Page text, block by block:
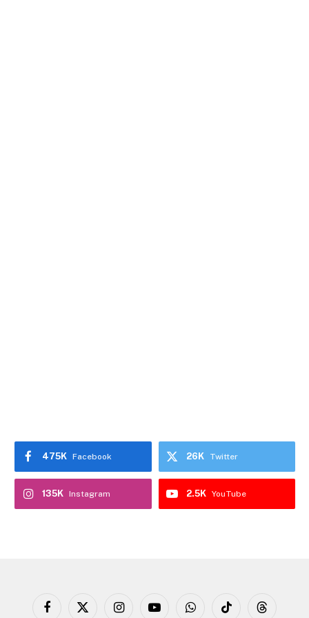
Facebook
475K Twitter
26K
Instagram
135K YouTube
2.5K
Facebook
X InstagramYouTubeWhatsAppTikTok Threads